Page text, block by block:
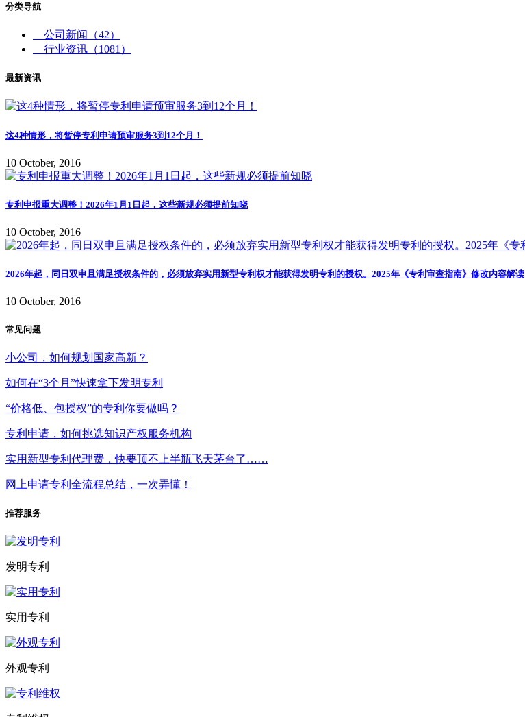
分类导航
公司新闻
（42）
行业资讯 （1081）
最新资讯
这4种情形，将暂停专利申请预审服务3到12个月！
10 October, 2016
专利申报重大调整！2026年1月1日起，这些新规必须提前知晓
10 October, 2016
2026年起，同日双申且满足授权条件的，必须放弃实用新型专利权才能获得发明专利的授权。2025年《专利审查指南》修改内容解读
10 October, 2016
常见问题
小公司，如何规划国家高新？
如何在“3个月”快速拿下发明专利
“价格低、包授权”的专利你要做吗？
专利申请，如何挑选知识产权服务机构
实用新型专利代理费，快要顶不上半瓶飞天茅台了……
网上申请专利全流程总结，一次弄懂！
推荐服务
发明专利
实用专利
外观专利